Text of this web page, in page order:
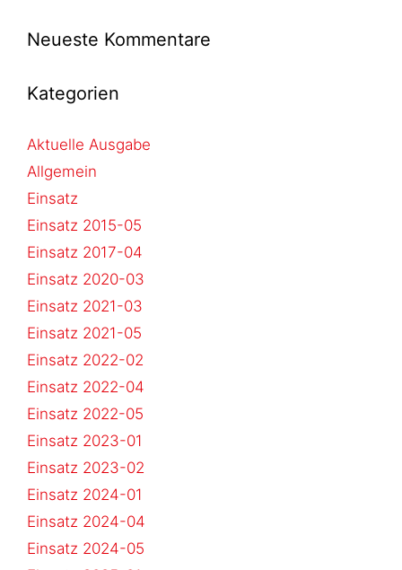
Neueste Kommentare
Kategorien
Aktuelle Ausgabe
Allgemein
Einsatz
Einsatz 2015-05
Einsatz 2017-04
Einsatz 2020-03
Einsatz 2021-03
Einsatz 2021-05
Einsatz 2022-02
Einsatz 2022-04
Einsatz 2022-05
Einsatz 2023-01
Einsatz 2023-02
Einsatz 2024-01
Einsatz 2024-04
Einsatz 2024-05